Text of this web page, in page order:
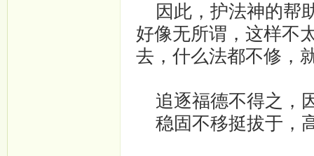
因此，护法神的帮
好像无所谓，这样不
去，什么法都不修，
追逐福德不得之，
稳固不移挺拔于，